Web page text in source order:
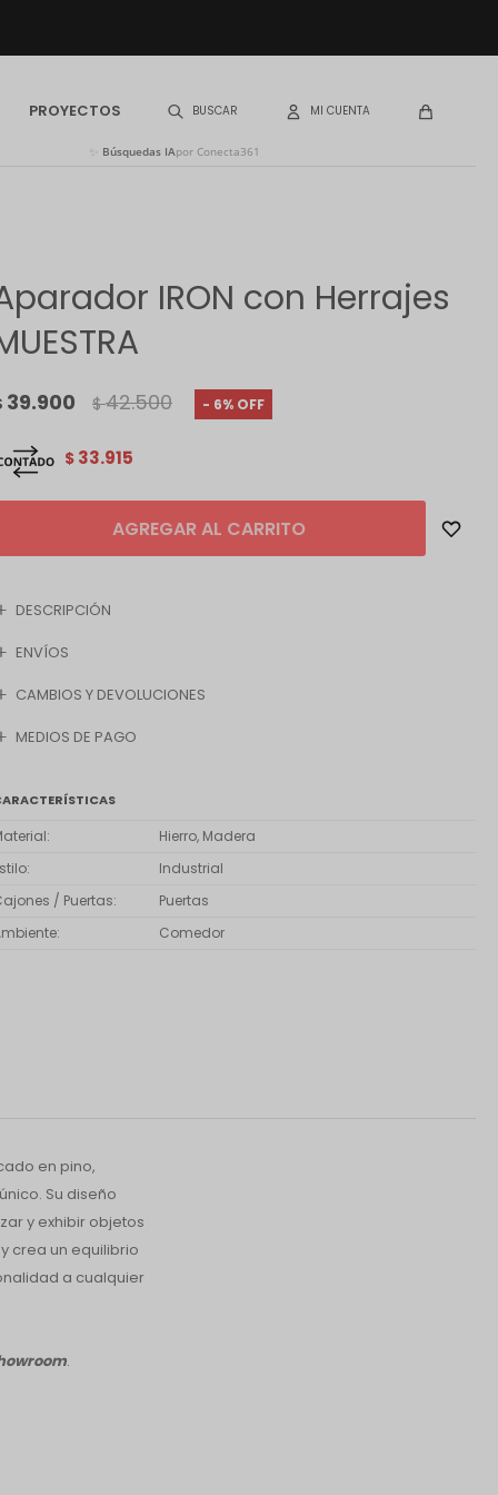
PROYECTOS
Búsquedas IApor Conecta361
IRON con Herrajes
39.900 $ 42.500 6
$ 33.915
AGREGAR AL CARRITO
DESCRIPCIÓN
ENVÍOS
CAMBIOS Y DEVOLUCIONES
MEDIOS DE PAGO
Hierro, Madera
Industrial
/ Puertas
Puertas
Comedor
en pino,
Su diseño
y exhibir objetos
crea un equilibrio
a cualquier
.